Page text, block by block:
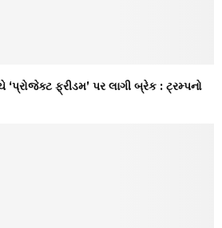
‘પ્રોજેક્ટ ફ્રીડમ’ પર લાગી બ્રેક : ટ્રમ્પનો